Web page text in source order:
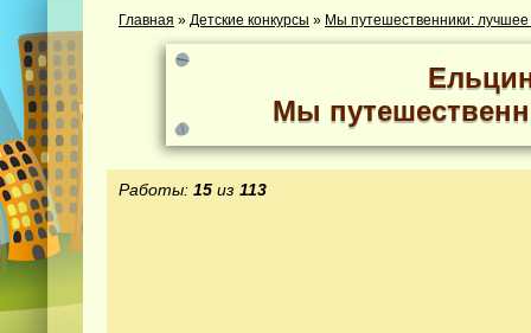
Главная » Детские конкурсы » Мы путешественники:
Мы
Работы: 15 из 113